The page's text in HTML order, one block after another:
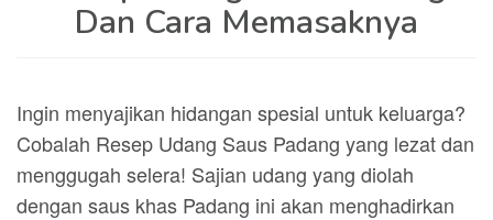
Dan Cara Memasaknya
Ingin menyajikan hidangan spesial untuk keluarga?
Cobalah Resep Udang Saus Padang yang lezat dan
menggugah selera! Sajian udang yang diolah
dengan saus khas Padang ini akan menghadirkan